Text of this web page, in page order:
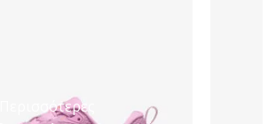
Περισσότερες